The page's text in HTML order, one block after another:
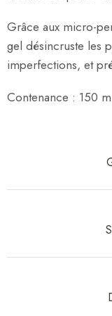
Grâce aux micro-
gel désincruste les
imperfections, et
Contenance : 150